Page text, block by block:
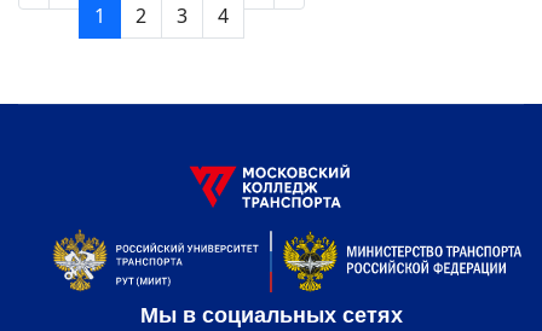
1 2 3 4
Мы в социальных сетях